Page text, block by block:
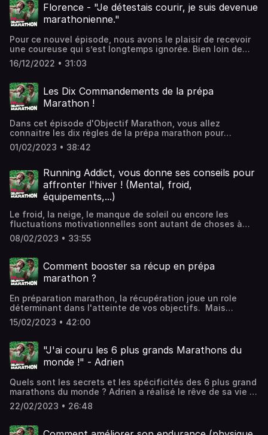
d'informations, rendez-vous sur
https://www.schneiderelectricparismarathon.com et sur
notre page facebook et instagram Hébergé par
confidentialite pour plus d'informations.
Florence - "Je détestais courir, je suis devenue
marathonienne."
Pour ce nouvel épisode, nous avons le plaisir de recevoir
une coureuse qui s’est longtemps ignorée. Bien loin de
penser qu’elle trouverait un jour un intérêt à courir, la
course à pied et plus spécifiquement le marathon ont
Florence. Pour plus d'informations, rendez-vous sur
https://www.schneiderelectricparismarathon.com et sur
notre page facebook et instagram Hébergé par
confidentialite pour plus d'informations.
16/12/2022 • 31:03
Les Dix Commandements de la prépa
Marathon !
Dans cet épisode d'Objectif Marathon, vous allez
connaitre les dix règles de la prépa marathon pour
optimiser son entrainement et éviter les erreurs. Hébergé
par Audiomeans. Visitez audiomeans.fr/politique-de-
01/02/2023 • 38:42
Running Addict, vous donne ses conseils pour
affronter l'hiver ! (Mental, froid,
équipements,...)
Le froid, la neige, le manque de soleil ou encore les
fluctuations motivationnelles sont autant de choses à
gérer pendant une prépa marathon. Nicolas, alias Running
Addict, vous donne tous ses conseils pour affronter dans
par Audiomeans. Visitez audiomeans.fr/politique-de-
confidentialite pour plus d'informations.
08/02/2023 • 33:55
Comment booster sa récup en prépa
marathon ?
En préparation marathon, la récupération joue un role
déterminant dans l'atteinte de vos objectifs. Mais
comment booster sa récup et éviter les erreurs qui
peuvent couter chères ? C'est ce que nous allons voir
https://www.schneiderelectricparismarathon.com et sur
notre page facebook et instagram Hébergé par
Audiomeans. Visitez audiomeans.fr/politique-de-
15/02/2023 • 42:00
"J'ai couru les 6 plus grands Marathons du
monde !" - Adrien
Quels sont les secrets et les spécificités des 6 plus grand
marathons du monde ? Adrien a réalisé le rêve de sa vie :
participer aux plus grands marathons du monde. Et il nous
livre son témoignage avec passion ! Pour plus
https://www.schneiderelectricparismarathon.com et sur
22/02/2023 • 26:48